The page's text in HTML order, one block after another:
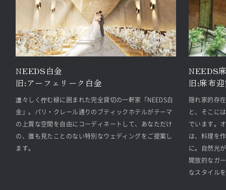
NEEDS白金
旧:アーフェリーク白金
凛々しく佇む緑に囲まれた完全貸切の一軒家『NEEDS白
金』。パリ・クレール通りのブティックホテルがテーマ
の上質な空間を自由にコーディネートして、あなただけ
の、誰も見たことのない特別なウェディングをご提案し
ます。
NEEDS
旧:麻布
隠れ家的存
と、そこに
でいます。
は、料理を
に。自然光
開放的なガ
なスタイル